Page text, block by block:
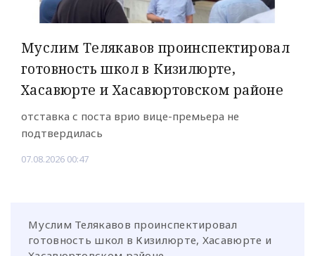
Муслим Телякавов проинспектировал
готовность школ в Кизилюрте,
Хасавюрте и Хасавюртовском районе
отставка с поста врио вице-премьера не
подтвердилась
07.08.2026 00:47
Муслим Телякавов проинспектировал
готовность школ в Кизилюрте, Хасавюрте и